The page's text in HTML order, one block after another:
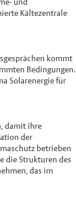
Kältezentrale
kommt
Bedingungen.
Solarenergie für
damit ihre
der
betrieben
die Strukturen des
das im